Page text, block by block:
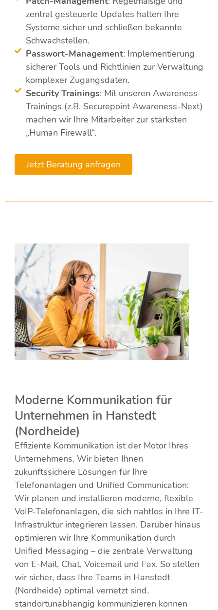
zentral gesteuerte Updates halten Ihre
Systeme sicher und schließen bekannte
Schwachstellen.
Passwort-Management: Implementierung
sicherer Tools und Richtlinien zur Verwaltung
komplexer Zugangsdaten.
Security Trainings: Mit unseren Awareness-
Trainings (z.B. Securepoint Awareness-Next)
machen wir Ihre Mitarbeiter zur stärksten
„Human Firewall“.
Jetzt Beratung anfragen
Moderne Kommunikation für
Unternehmen in Hanstedt
(Nordheide)
Effiziente Kommunikation ist der Motor Ihres
Unternehmens. Wir bieten Ihnen
zukunftssichere Lösungen für Ihre
Telefonanlagen und Unified Communication:
Wir planen und installieren moderne, flexible
VoIP-Telefonanlagen, die sich nahtlos in Ihre IT-
Infrastruktur integrieren lassen. Darüber hinaus
optimieren wir Ihre Kommunikation durch
Unified Messaging – die zentrale Verwaltung
von E-Mail, Chat, Voicemail und Fax. So stellen
wir sicher, dass Ihre Teams in Hanstedt
(Nordheide) optimal vernetzt sind,
standortunabhängig kommunizieren können